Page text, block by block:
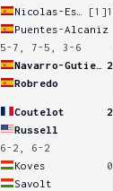
[1]1
Puentes-Alcaniz
5-7, 7-5, 3-6
2
Robredo
Coutelot
2
Russell
6-2, 6-2
Koves
0
Savolt